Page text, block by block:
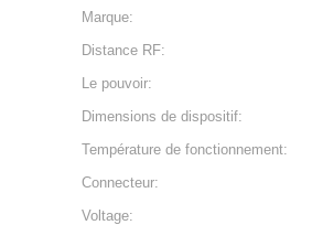
Marque:
Distance RF:
Le pouvoir:
Dimensions de dispositif:
Température de fonctionnement:
Connecteur:
Voltage: